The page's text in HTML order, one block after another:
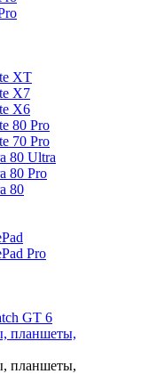
XT
X7
X6
80 Pro
70 Pro
80 Ultra
80 Pro
80
Pro
GT 6
планшеты,
планшеты,